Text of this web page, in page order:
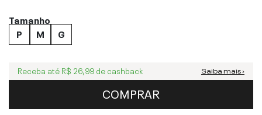
Tamanho
P
M G
Receba até R$ 26,99 de cashback Saiba mais ›
COMPRAR